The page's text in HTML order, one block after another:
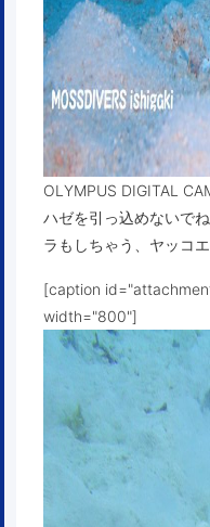
OLYMPUS DIGITAL
ハゼを引っ込めないで
ラもしちゃう、ヤッコ
[caption
width="800"]